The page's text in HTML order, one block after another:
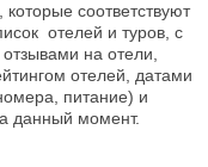
соответствуют
отелей и туров, с
на отели,
отелей, датами
питание) и
данный момент.